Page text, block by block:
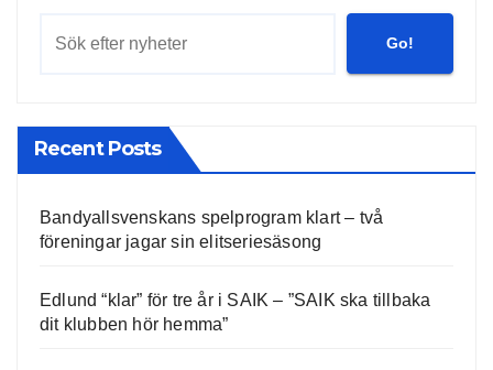
Go!
Recent Posts
Bandyallsvenskans spelprogram klart – två
föreningar jagar sin elitseriesäsong
Edlund “klar” för tre år i SAIK – ”SAIK ska tillbaka
dit klubben hör hemma”